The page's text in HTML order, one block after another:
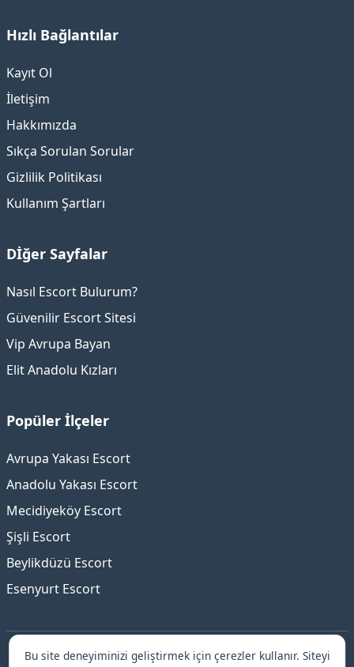
Hızlı Bağlantılar
Kayıt Ol
İletişim
Hakkımızda
Sıkça Sorulan Sorular
Gizlilik Politikası
Kullanım Şartları
Dİğer Sayfalar
Nasıl Escort Bulurum?
Güvenilir Escort Sitesi
Vip Avrupa Bayan
Elit Anadolu Kızları
Popüler İlçeler
Avrupa Yakası Escort
Anadolu Yakası Escort
Mecidiyeköy Escort
Şişli Escort
Beylikdüzü Escort
Esenyurt Escort
Bu site deneyiminizi geliştirmek için çerezler kullanır. Siteyi